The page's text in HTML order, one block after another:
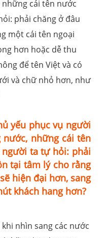
cái tên nước
phải chăng ở đâu
một cái tên ngoại
hơn hoặc dễ thu
để tên Việt và có
và chữ nhỏ hơn, như
yếu phục vụ người
những cái tên
ta tự hỏi: phải
tại tâm lý cho rằng
hiện đại hơn, sang
khách hang hơn?
nhìn sang các nước